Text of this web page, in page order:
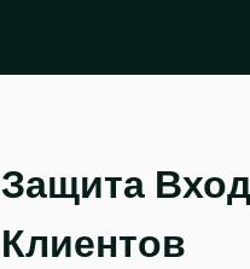
Защита
Клиентов